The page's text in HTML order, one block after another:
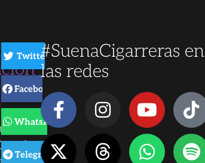
Twitter
Facebook
WhatsApp
Telegram
#SuenaCigarreras en
las redes